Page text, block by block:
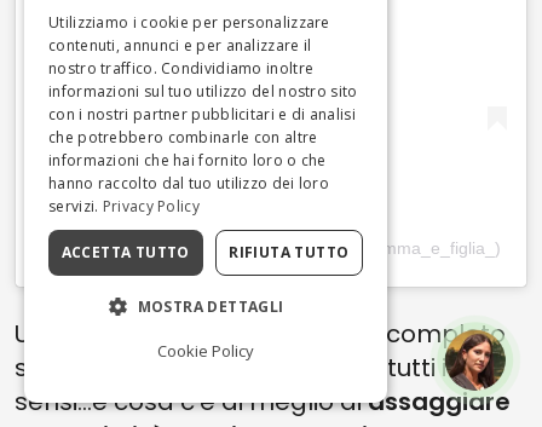
Un post condiviso da Mamma&Figlia (@_mamma_e_figlia_)
Un viaggio non è mai del tutto completo
se non coinvolge attivamente tutti i
sensi...e cosa c’è di meglio diassaggiare
ITALIAN
Utilizziamo i cookie per personalizzare
contenuti, annunci e per analizzare il
nostro traffico. Condividiamo inoltre
informazioni sul tuo utilizzo del nostro sito
con i nostri partner pubblicitari e di analisi
che potrebbero combinarle con altre
informazioni che hai fornito loro o che
hanno raccolto dal tuo utilizzo dei loro
servizi. Privacy Policy
ACCETTA TUTTO RIFIUTA TUTTO
MOSTRA DETTAGLI
Cookie Policy